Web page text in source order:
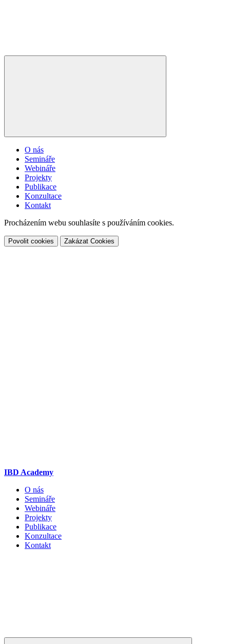
O nás
Semináře
Webináře
Projekty
Publikace
Konzultace
Kontakt
Procházením webu souhlasíte s používáním cookies.
Povolit cookies Zakázat Cookies
IBD Academy
O nás
Semináře
Webináře
Projekty
Publikace
Konzultace
Kontakt